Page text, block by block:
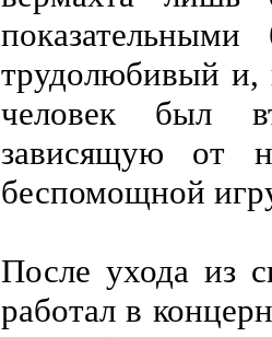
трудолюбивый
человек был
зависящую от
беспомощной
После ухода из
работал в